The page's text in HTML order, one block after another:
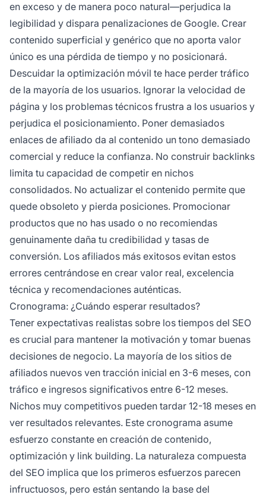
en exceso y de manera poco natural—perjudica la
legibilidad y dispara penalizaciones de Google. Crear
contenido superficial y genérico que no aporta valor
único es una pérdida de tiempo y no posicionará.
Descuidar la optimización móvil te hace perder tráfico
de la mayoría de los usuarios. Ignorar la velocidad de
página y los problemas técnicos frustra a los usuarios y
perjudica el posicionamiento. Poner demasiados
enlaces de afiliado da al contenido un tono demasiado
comercial y reduce la confianza. No construir backlinks
limita tu capacidad de competir en nichos
consolidados. No actualizar el contenido permite que
quede obsoleto y pierda posiciones. Promocionar
productos que no has usado o no recomiendas
genuinamente daña tu credibilidad y tasas de
conversión. Los afiliados más exitosos evitan estos
errores centrándose en crear valor real, excelencia
técnica y recomendaciones auténticas.
Cronograma: ¿Cuándo esperar resultados?
Tener expectativas realistas sobre los tiempos del SEO
es crucial para mantener la motivación y tomar buenas
decisiones de negocio. La mayoría de los sitios de
afiliados nuevos ven tracción inicial en 3-6 meses, con
tráfico e ingresos significativos entre 6-12 meses.
Nichos muy competitivos pueden tardar 12-18 meses en
ver resultados relevantes. Este cronograma asume
esfuerzo constante en creación de contenido,
optimización y link building. La naturaleza compuesta
del SEO implica que los primeros esfuerzos parecen
infructuosos, pero están sentando la base del